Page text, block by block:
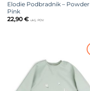
Elodie Podbradnik – Powder
Pink
22,90 € uklj. PDV